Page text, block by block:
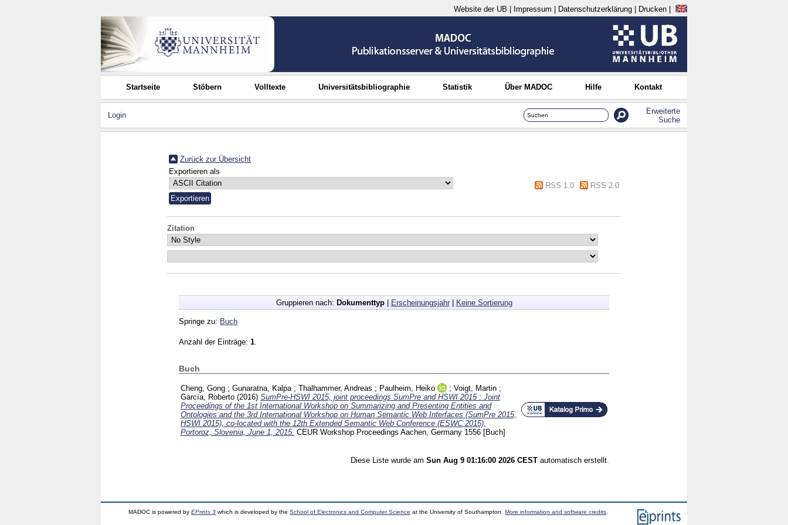
Website der UB Impressum Datenschutzerklärung Drucken
Startseite Stöbern Volltexte Universitätsbibliographie Statistik Über MADOC Hilfe Kontakt
Login
Erweiterte
Suche
Zurück zur Übersicht
Exportieren als
RSS 1.0
RSS 2.0
Zitation
Gruppieren nach: Dokumenttyp| Erscheinungsjahr| Keine Sortierung
Springe zu: Buch
Anzahl der Einträge: 1
Buch
Cheng, Gong ; Gunaratna, Kalpa ; Thalhammer, Andreas ; Paulheim, Heiko ; Voigt, Martin ;
García, Roberto (2016) SumPre-HSWI 2015, joint proceedings SumPre and HSWI 2015 : Joint
Proceedings of the 1st International Workshop on Summarizing and Presenting Entities and
Ontologies and the 3rd International Workshop on Human Semantic Web Interfaces (SumPre 2015,
HSWI 2015), co-located with the 12th Extended Semantic Web Conference (ESWC 2015),
Portoroz, Slovenia, June 1, 2015. CEUR Workshop Proceedings Aachen, Germany 1556 [Buch]
Diese Liste wurde am Sun Aug 9 01:16:00 2026 CEST automatisch erstellt.
MADOC is powered byEPrints 3 which is developed by theSchool of Electronics and Computer Science at the University of Southampton.More information and software credits